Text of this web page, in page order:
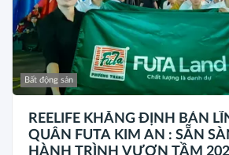
Bất động sản
REELIFE KHẲNG ĐỊNH BẢN
QUÂN FUTA KIM AN : SẴN
HÀNH TRÌNH VƯƠN TẦM